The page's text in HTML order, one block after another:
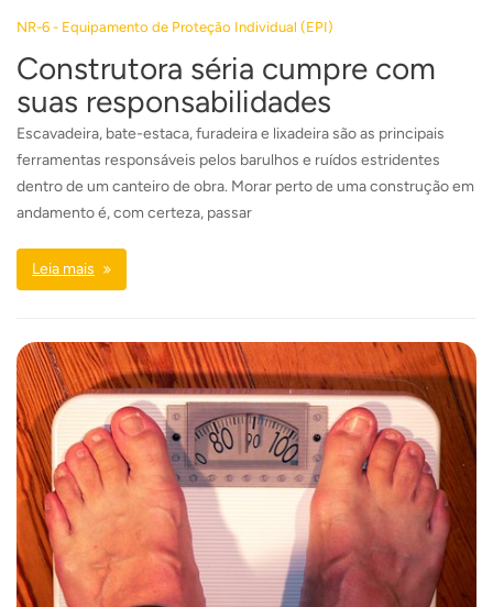
NR-6 - Equipamento de Proteção Individual (EPI)
Construtora séria cumpre com
suas responsabilidades
Escavadeira, bate-estaca, furadeira e lixadeira são as principais
ferramentas responsáveis pelos barulhos e ruídos estridentes
dentro de um canteiro de obra. Morar perto de uma construção em
andamento é, com certeza, passar
Leia mais